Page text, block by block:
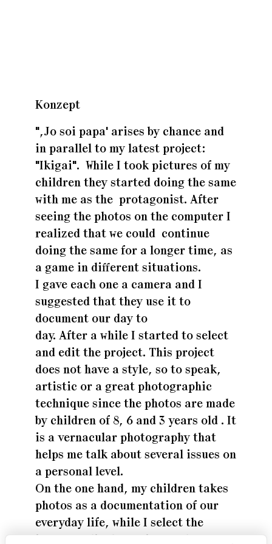
Konzept
",Jo soi papa' arises by chance and
in parallel to my latest project:
"Ikigai". While I took pictures of my
children they started doing the same
with me as the protagonist. After
seeing the photos on the computer I
realized that we could continue
doing the same for a longer time, as
a game in different situations.
I gave each one a camera and I
suggested that they use it to
document our day to
day. After a while I started to select
and edit the project. This project
does not have a style, so to speak,
artistic or a great photographic
technique since the photos are made
by children of 8, 6 and 3 years old . It
is a vernacular photography that
helps me talk about several issues on
a personal level.
On the one hand, my children takes
photos as a documentation of our
everyday life, while I select the